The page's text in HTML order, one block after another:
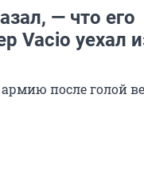
— что его
Vacio уехал
после голой